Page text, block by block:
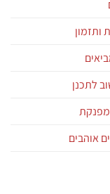
לתכנן
אוהבים